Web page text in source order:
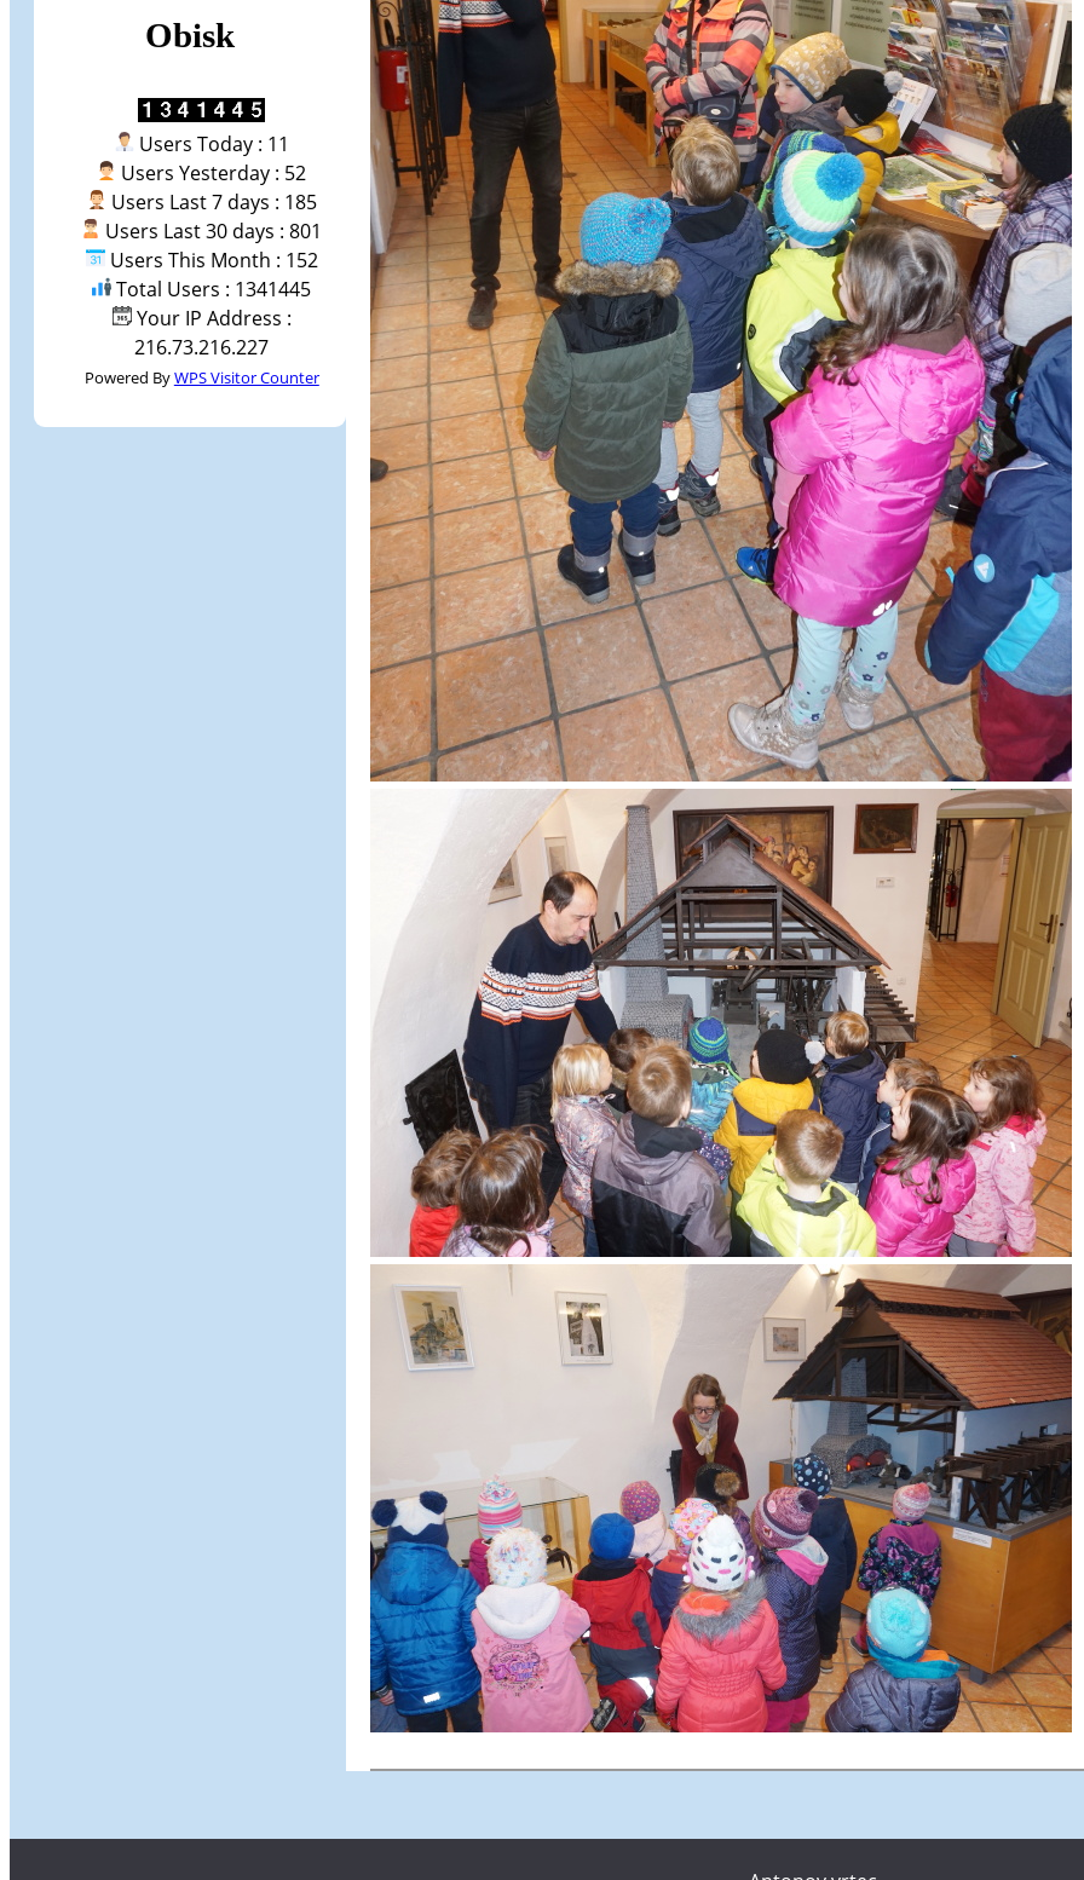
Obisk
Users Today : 11
Users Yesterday : 52
Users Last 7 days : 185
Users Last 30 days : 801
Users This Month : 152
Total Users : 1341445
Your IP Address :
216.73.216.227
Powered ByWPS Visitor Counter